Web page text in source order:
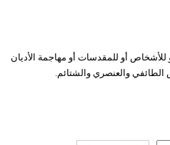
للأشخاص أو للمقدسات أو مهاجمة الأديان
الطائفي والعنصري والشتائم.